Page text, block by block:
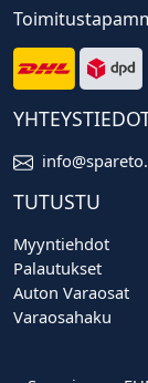
TUTUSTU
Myyntiehdot
Palautukset
Auton Varaosat
Varaosahaku